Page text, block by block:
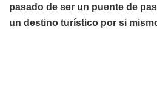
pasado de ser un puente de
un destino turístico por si